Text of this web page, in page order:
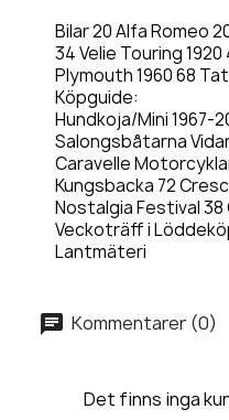
Bilar 20 Alfa Romeo
34 Velie Touring 1920
Plymouth 1960 68
Köpguide:
Hundkoja/Mini 1967-
Salongsbåtarna
Caravelle
Kungsbacka 72
Nostalgia Festival
Veckoträff i
Lantmäteri
Kommentarer (0)
Det finns inga